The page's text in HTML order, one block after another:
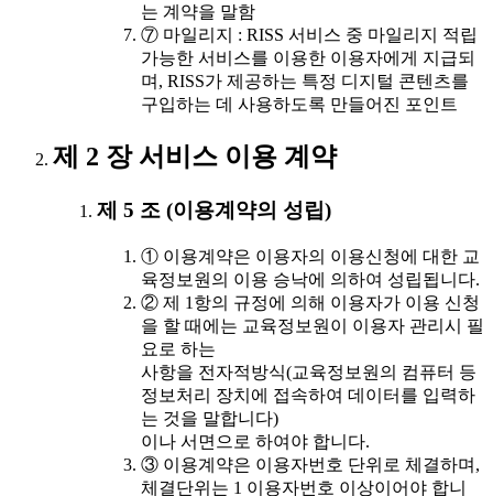
는 계약을 말함
⑦ 마일리지 : RISS 서비스 중 마일리지 적립
가능한 서비스를 이용한 이용자에게 지급되
며, RISS가 제공하는 특정 디지털 콘텐츠를
구입하는 데 사용하도록 만들어진 포인트
제 2 장 서비스 이용 계약
제 5 조 (이용계약의 성립)
① 이용계약은 이용자의 이용신청에 대한 교
육정보원의 이용 승낙에 의하여 성립됩니다.
② 제 1항의 규정에 의해 이용자가 이용 신청
을 할 때에는 교육정보원이 이용자 관리시 필
요로 하는
사항을 전자적방식(교육정보원의 컴퓨터 등
정보처리 장치에 접속하여 데이터를 입력하
는 것을 말합니다)
이나 서면으로 하여야 합니다.
③ 이용계약은 이용자번호 단위로 체결하며,
체결단위는 1 이용자번호 이상이어야 합니